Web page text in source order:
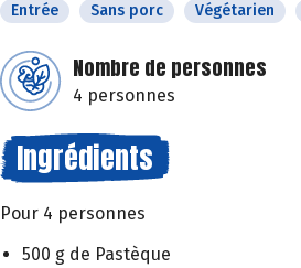
Entrée Sans porc Végétarien
Nombre de personnes
4 personnes
Ingrédients
Pour 4 personnes
500 g de Pastèque